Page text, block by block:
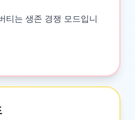
티는 생존 경쟁 모드입니